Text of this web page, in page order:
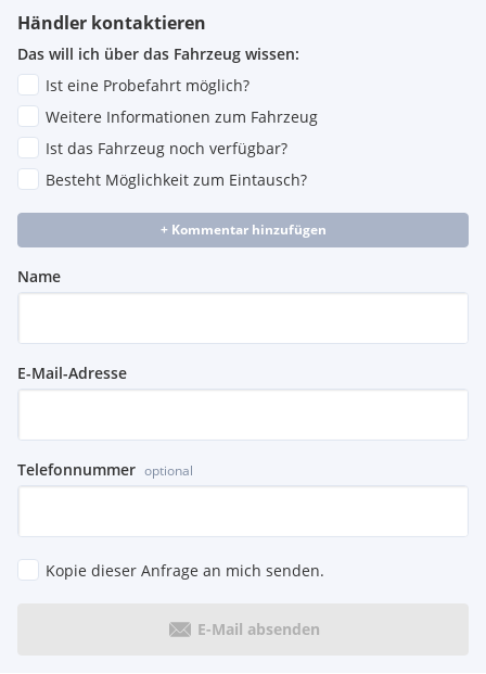
Händler kontaktieren
Das will ich über das Fahrzeug wissen:
Ist eine Probefahrt möglich?
Weitere Informationen zum Fahrzeug
Ist das Fahrzeug noch verfügbar?
Besteht Möglichkeit zum Eintausch?
+ Kommentar hinzufügen
Name
E-Mail-Adresse
Telefonnummer optional
Kopie dieser Anfrage an mich senden.
E-Mail absenden